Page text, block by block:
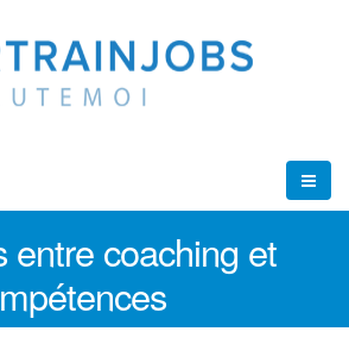
entre coaching et